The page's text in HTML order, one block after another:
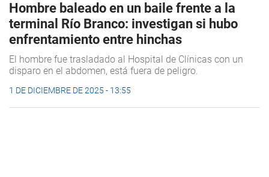
Hombre baleado en un baile frente a la
terminal Río Branco: investigan si hubo
enfrentamiento entre hinchas
El hombre fue trasladado al Hospital de Clínicas con un
disparo en el abdomen, está fuera de peligro.
1 DE DICIEMBRE DE 2025 - 13:55